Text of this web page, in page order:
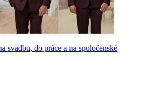
svadbu, do práce a na spoločenské